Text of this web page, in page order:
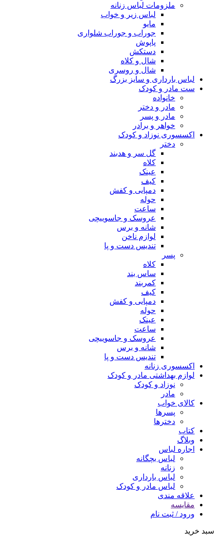
ملزومات لباس زنانه
لباس زیر و خواب
مایو
جوراب و جوراب شلواری
پاپوش
دستکش
شال و کلاه
شال و روسری
لباس بارداری و سایز بزرگ
ست مادر و کودک
خانواده
مادر و دختر
مادر و پسر
خواهر و برادر
اکسسوری نوزاد و کودک
دختر
گل سر و هدبند
کلاه
عینک
کیف
دمپایی و کفش
حوله
ساعت
عروسک و جاسوییچی
شانه و برس
لوازم ناخن
تندیس دست و پا
پسر
کلاه
ساس بند
کمربند
کیف
دمپایی و کفش
حوله
عینک
ساعت
عروسک و جاسوییچی
شانه و برس
تندیس دست و پا
اکسسوری زنانه
لوازم بهداشتی مادر و کودک
نوزاد و کودک
مادر
کالای خواب
پسرها
دخترها
کتاب
وبلاگ
اجاره لباس
لباس بچگانه
زنانه
لباس بارداری
لباس مادر و کودک
علاقه مندی
مقايسه
ورود / ثبت نام
سبد خرید